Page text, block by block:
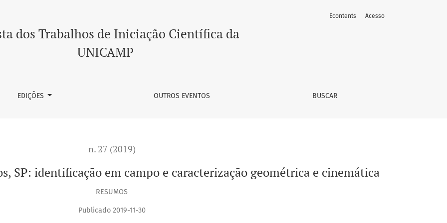
em campo e caracterização geométrica e cinemática
dos Trabalhos de Iniciação Científica da
UNICAMP
EDIÇÕES OUTROS EVENTOS BUSCAR
Econtents Acesso
n. 27 (2019)
SP: identificação em campo e caracterização geométrica e cinemática
RESUMOS
Publicado 2019-11-30